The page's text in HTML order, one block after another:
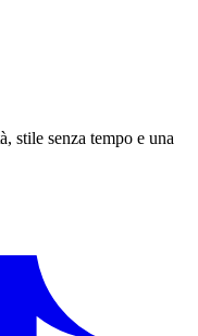
stile senza tempo e una